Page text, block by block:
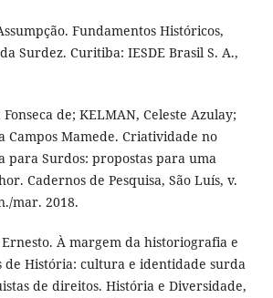
Fundamentos Históricos,
Surdez. Curitiba: IESDE Brasil S. A.,
de; KELMAN, Celeste Azulay;
Campos Mamede. Criatividade no
para Surdos: propostas para uma
Cadernos de Pesquisa, São Luís, v.
mar. 2018.
Ernesto. À margem da historiografia e
de História: cultura e identidade surda
de direitos. História e Diversidade,